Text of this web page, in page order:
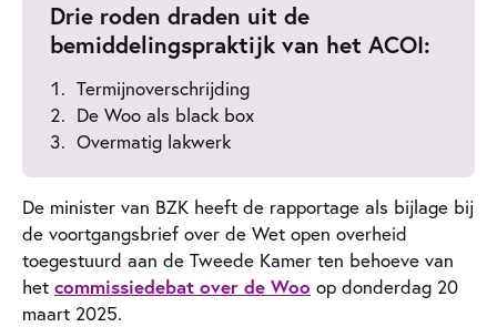
Drie roden draden uit de
bemiddelingspraktijk van het ACOI:
Termijnoverschrijding
De Woo als black box
Overmatig lakwerk
De minister van BZK heeft de rapportage als bijlage bij
de voortgangsbrief over de Wet open overheid
toegestuurd aan de Tweede Kamer ten behoeve van
het commissiedebat over de Woo op donderdag 20
maart 2025.